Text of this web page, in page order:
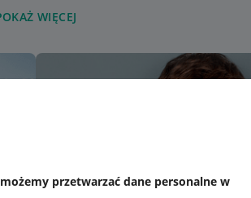
przetwarzać dane personalne w
WIĘCEJ